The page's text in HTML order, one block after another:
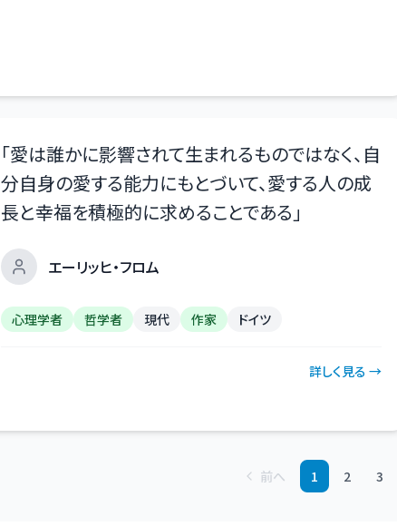
「愛は誰かに影響されて生まれるものではなく、自
分自身の愛する能力にもとづいて、愛する人の成
長と幸福を積極的に求めることである 」
エーリッヒ・フロム
心理学者 哲学者 現代 作家 ドイツ
詳しく見る →
前へ 1 2 3